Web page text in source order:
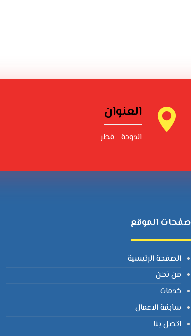
العنوان
الدوحة - قطر
صفحات الموقع
الصفحة الرئيسية
من نحن
خدمات
سابقة الاعمال
اتصل بنا